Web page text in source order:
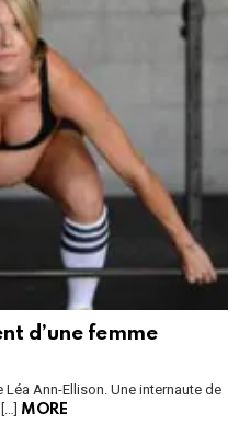
d’une femme
Léa Ann-Ellison. Une internaute de
MORE